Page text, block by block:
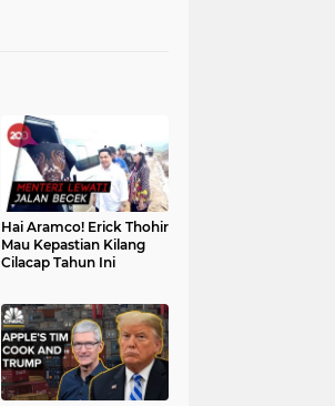
Hai Aramco! Erick Thohir
Mau Kepastian Kilang
Cilacap Tahun Ini